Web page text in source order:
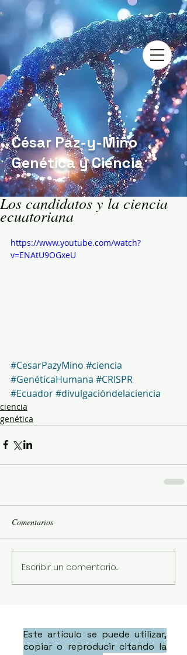
César Paz-y-Miño
Genética y Ciencia
Los candidatos y la ciencia
ecuatoriana
https://www.youtube.com/watch?
v=ENAtU9OGxeU
#CesarPazyMino #ciencia
#GenéticaHumana #CRISPR
#Ecuador#divulgacióndelaciencia
ciencia
genética
Comentarios
Escribir un comentario...
Este artículo se puede utilizar,
copiar o reproducir citando la